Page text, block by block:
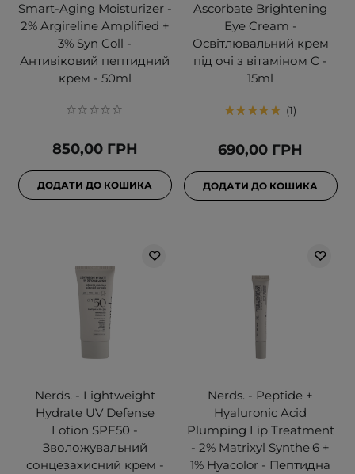
Smart-Aging Moisturizer -
2% Argireline Amplified +
3% Syn Coll -
Антивіковий пептидний
крем - 50ml
850,00 ГРН
ДОДАТИ ДО КОШИКА
Ascorbate Brightening
Eye Cream -
Освітлювальний крем
під очі з вітаміном C -
15ml
1
690,00 ГРН
ДОДАТИ ДО КОШИКА
Nerds. - Lightweight
Hydrate UV Defense
Lotion SPF50 -
Зволожувальний
сонцезахисний крем -
Nerds. - Peptide +
Hyaluronic Acid
Plumping Lip Treatment
- 2% Matrixyl Synthe'6 +
1% Hyacolor - Пептидна